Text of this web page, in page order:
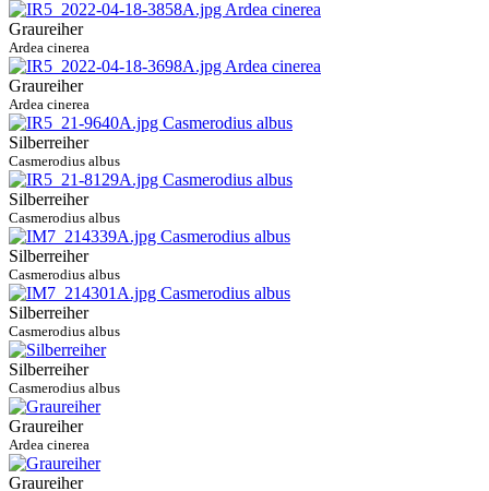
Graureiher
Ardea cinerea
Graureiher
Ardea cinerea
Silberreiher
Casmerodius albus
Silberreiher
Casmerodius albus
Silberreiher
Casmerodius albus
Silberreiher
Casmerodius albus
Silberreiher
Casmerodius albus
Graureiher
Ardea cinerea
Graureiher